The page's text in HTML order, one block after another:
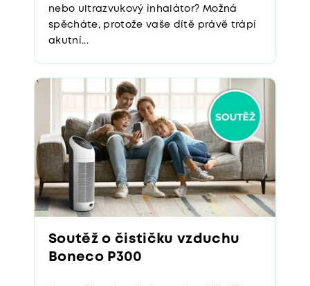
nebo ultrazvukový inhalátor? Možná
spěcháte, protože vaše dítě právě trápí
akutní...
Soutěž o čističku vzduchu
Boneco P300